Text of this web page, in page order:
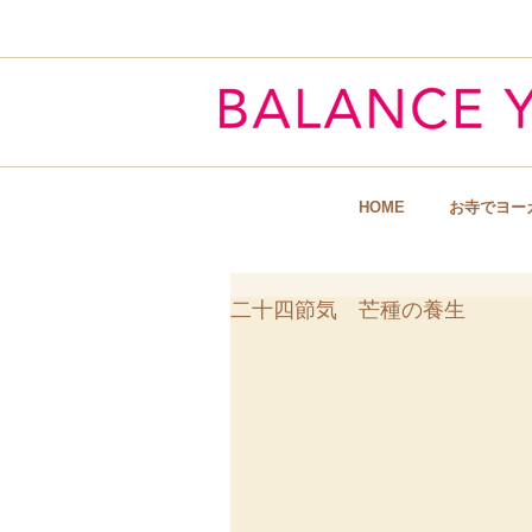
HOME お寺でヨー
二十四節気 芒種の養生